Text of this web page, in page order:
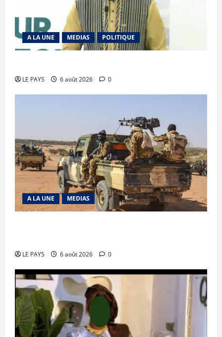
A LA UNE MEDIAS POLITIQUE
LE PAYS 6 août 2026 0
A LA UNE MEDIAS
LE PAYS 6 août 2026 0